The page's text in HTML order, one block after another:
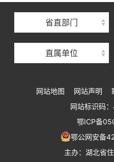
省直部门
直属单位
湖北省住房保障中心
湖北省建设工程质量安全监督总站
湖北省建设工程标准定额管理总站
湖北省住建厅执业资格注册中心
湖北省城乡建设发展中心
湖北城市建设职业技术学院
网站地图 网站声明
网站标识码
鄂ICP备
鄂公网安备
主办：湖北省